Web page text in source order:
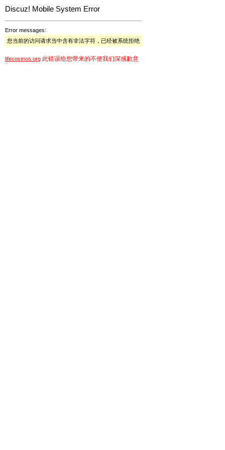
Discuz! Mobile System Error
Error messages:
您当前的访问请求当中含有非法字符，已经被系统拒绝
lifecosmos.org 此错误给您带来的不便我们深感歉意